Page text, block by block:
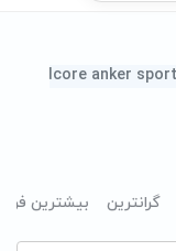
گرانترین بیشترین